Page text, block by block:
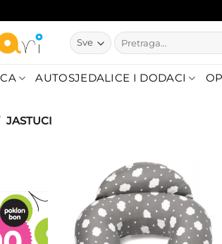
Pretraži:
AUTOSJEDALICE I DODACI
JASTUCI
Dodajte
na listu
želja